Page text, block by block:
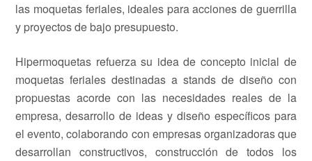
las moquetas feriales, ideales para acciones de guerrilla
y proyectos de bajo presupuesto.
Hipermoquetas refuerza su idea de concepto inicial de
moquetas feriales destinadas a stands de diseño con
propuestas acorde con las necesidades reales de la
empresa, desarrollo de ideas y diseño específicos para
el evento, colaborando con empresas organizadoras que
desarrollan constructivos, construcción de todos los